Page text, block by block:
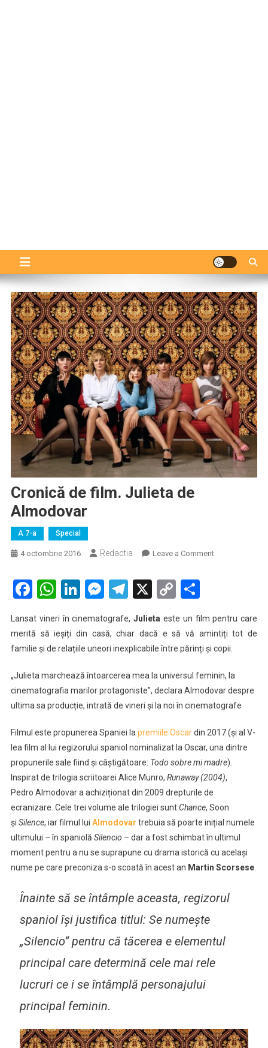
Cronică de film. Julieta de
Almodovar
A 7-a Special
4 octombrie 2016 Redactia Leave a Commenton
de
Almodovar
Facebook
WhatsApp
LinkedIn
Messenger
Telegram
X
Copy
Lansat vineri în cinematografe,Julieta este un film pentru care
merită să ieșiți din casă, chiar dacă e să vă amintiți tot de
familie și de relațiile uneori inexplicabile între părinți și copii.
„Julieta marchează întoarcerea mea la universul feminin, la
cinematografia marilor protagoniste”, declara Almodovar despre
ultima sa producție, intrată de vineri și la noi în cinematografe
Filmul este propunerea Spaniei lapremiile Oscardin 2017 (și al V-
lea film al lui regizorului spaniol nominalizat la Oscar, una dintre
propunerile sale fiind și câștigătoare: Todo sobre mi madre).
Inspirat de trilogia scriitoarei Alice Munro, Runaway (2004),
Pedro Almodovar a achiziționat din 2009 drepturile de
ecranizare. Cele trei volume ale trilogiei suntChance, Soon
şi Silence, iar filmul lui Almodovar trebuia să poarte inițial numele
ultimului – în spaniolă Silencio – dar a fost schimbat în ultimul
moment pentru a nu se suprapune cu drama istorică cu același
nume pe care preconiza s-o scoată în acest an Martin Scorsese.
Înainte să se întâmple aceasta, regizorul
spaniol își justifica titlul: Se numeşte
„Silencio” pentru că tăcerea e elementul
principal care determină cele mai rele
lucruri ce i se întâmplă personajului
principal feminin.